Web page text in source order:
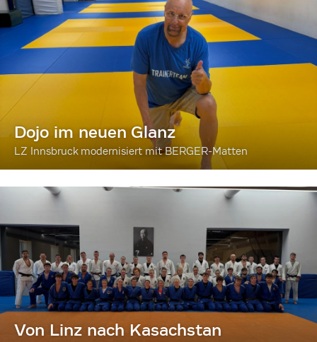
Dojo im neuen Glanz
LZ Innsbruck modernisiert mit BERGER-Matten
Von Linz nach Kasachstan